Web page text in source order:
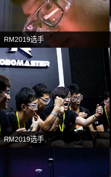
RM2019选手
RM2019选手